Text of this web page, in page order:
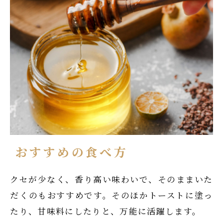
おすすめの食べ方
クセが少なく、香り高い味わいで、そのままいた
だくのもおすすめです。そのほかトーストに塗っ
たり、甘味料にしたりと、万能に活躍します。